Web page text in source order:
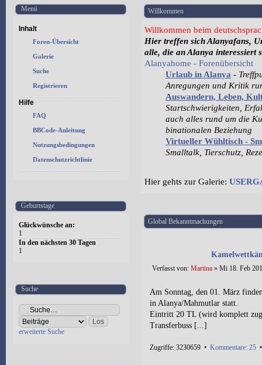
Menü
Inhalt
Foren-Übersicht
Galerie
Suche
Registrieren
Hilfe
FAQ
BBCode-Anleitung
Nutzungsbedingungen
Datenschutzrichtlinie
Geburtstage
Glückwünsche an:
1
In den nächsten 30 Tagen
1
Suche
erweiterte Suche
Willkommen
Willkommen beim
Hier treffen sich Alanyafans,
alle, die an Alanya interessiert
Alanyahome - Forenübersicht
Urlaub in Alanya -
Anregungen und Kritik
Auswandern, Leben,
Startschwierigkeiten,
auch alles rund um die
binationalen Beziehung
Virtueller Wühltisch -
Smalltalk, Tierschutz,
Hier gehts zur Galerie:
Global Bekanntmachungen
Verfasst von: Martina » Mi 18. Feb
Am Sonntag, den 01. März
in Alanya/Mahmutlar statt.
Eintritt 20 TL (wird komplett
Transferbuss [...]
Zugriffe: 3230659 • Kommentare: 25